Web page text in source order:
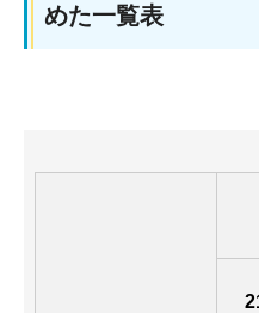
めた一覧表